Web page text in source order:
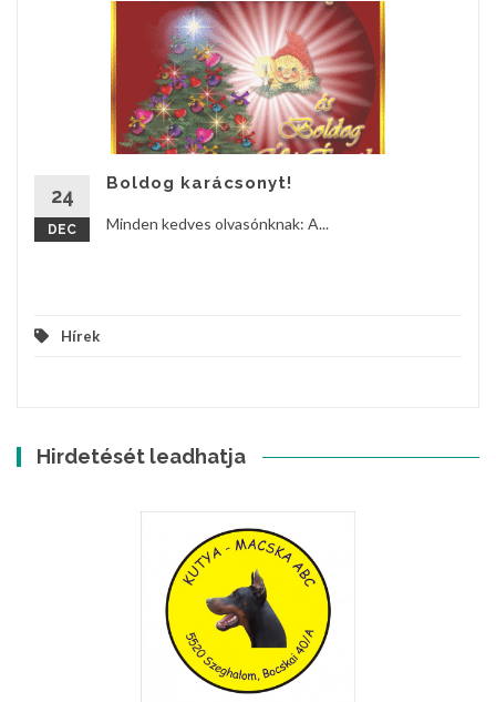
24
DEC
Boldog karácsonyt!
Minden kedves olvasónknak: A...
Hírek
Hirdetését leadhatja